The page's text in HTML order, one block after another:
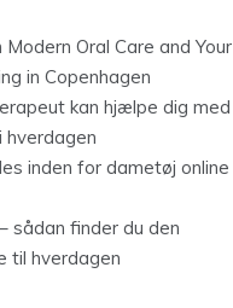
Oral Care and Your
in Copenhagen
kan hjælpe dig med
hverdagen
inden for dametøj online
sådan finder du den
til hverdagen